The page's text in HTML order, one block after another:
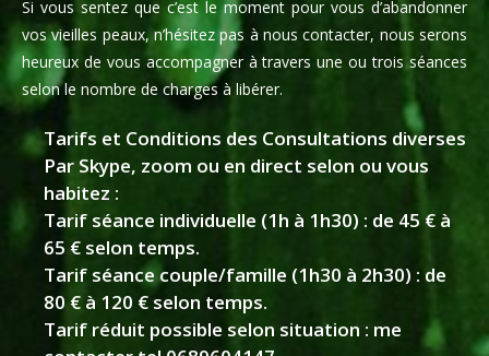
Si vous sentez que c’est le moment pour vous d’abandonner
vos vieilles peaux, n’hésitez pas à nous contacter, nous serons
heureux de vous accompagner à travers une ou trois séances
selon le nombre de charges à libérer.
Tarifs et Conditions des Consultations diverses
Par Skype, zoom ou en direct selon ou vous
habitez :
Tarif séance individuelle (1h à 1h30) : de 45 € à
65 € selon temps.
Tarif séance couple/famille (1h30 à 2h30) : de
80 € à 120 € selon temps.
Tarif réduit possible selon situation : me